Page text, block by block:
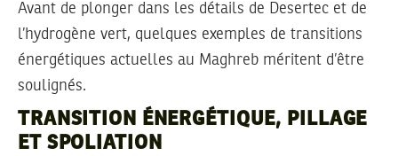
Avant de plonger dans les détails de Desertec et de
l’hydrogène vert, quelques exemples de transitions
énergétiques actuelles au Maghreb méritent d’être
soulignés.
TRANSITION ÉNERGÉTIQUE, PILLAGE
ET SPOLIATION